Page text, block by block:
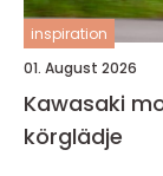
inspiration
01. August 2026
Kawasaki
körglädje